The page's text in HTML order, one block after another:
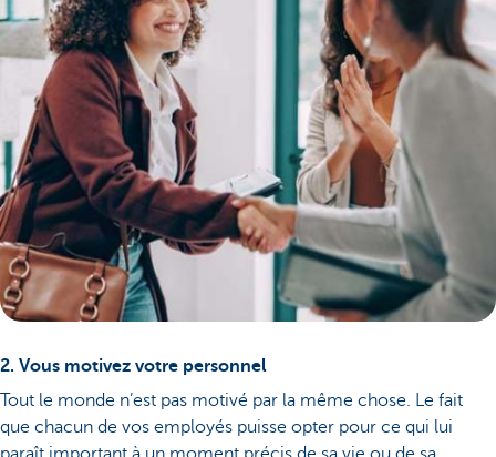
2. Vous motivez votre personnel
Tout le monde n’est pas motivé par la même chose. Le fait
que chacun de vos employés puisse opter pour ce qui lui